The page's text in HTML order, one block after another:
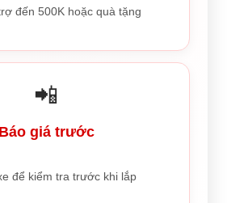
đến 500K hoặc quà tặng
📲
Báo giá trước
để kiểm tra trước khi lắp